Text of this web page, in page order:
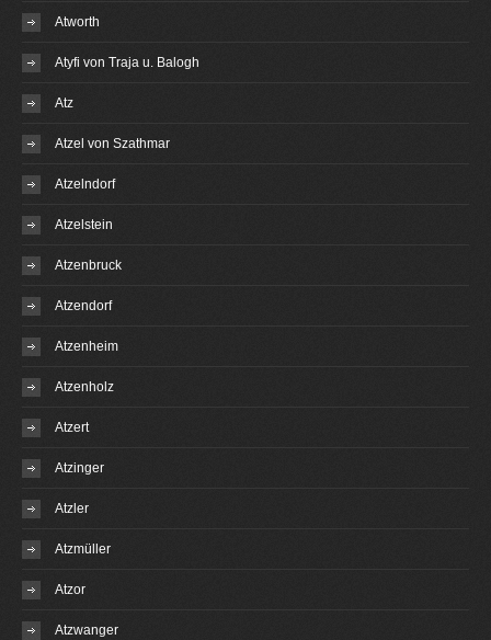
Atworth
Atyfi von Traja u. Balogh
Atz
Atzel von Szathmar
Atzelndorf
Atzelstein
Atzenbruck
Atzendorf
Atzenheim
Atzenholz
Atzert
Atzinger
Atzler
Atzmüller
Atzor
Atzwanger